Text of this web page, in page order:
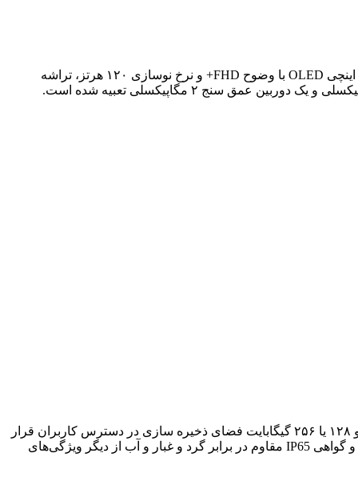
ریلمی P1 اسپید ​​سومین عضو از سری ریلمی P می‌باشد که دیروز به طور رسمی در هند معرفی شد. این گوشی مجهز به صفحه نمایش ۶.۶۷ اینچی OLED با وضوح FHD+ و نرخ نوسازی ۱۲۰ هرتز، تراشه
دیمنسیتی ۷۳۰۰ Energy و باتری ۵۰۰۰ میلی آمپر ساعتی با شارژ ۴۵ واتی است. در قسمت پشتی این گوشی هوشمند، دوربین اصلی ۵۰ مگاپیکسلی و یک دوربین عمق سنج ۲ مگاپیکسلی تعبیه شده است.
ریلمی P1 اسپید به طور پیش فرض با رابط کاربری realme UI 5.0 و اندروید ۱۴ عرضه می‌شود. این دستگاه در مدل‌های ۸ یا ۱۲ گیگابایت رم و ۱۲۸ یا ۲۵۶ گیگابایت فضای ذخیره سازی در دسترس کاربران قرار
خواهد گرفت و از افزایش فضای ذخیره سازی از طریق کارت microSD داخلی پشتیبانی می‌کند. جک ۳.۵ میلی متری صدا، بلندگوهای استریو و گواهی IP65 مقاوم در برابر گرد و غبار و آب از دیگر ویژگی‌های